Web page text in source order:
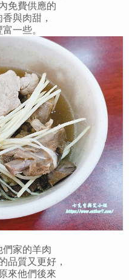
免費供應的
與肉甜，
一些。
們家的羊肉
品質又更好，
來他們後來